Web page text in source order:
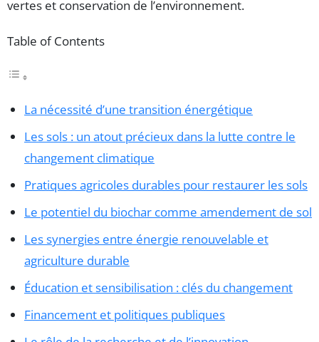
vertes et conservation de l’environnement.
Table of Contents
La nécessité d’une transition énergétique
Les sols : un atout précieux dans la lutte contre le
changement climatique
Pratiques agricoles durables pour restaurer les sols
Le potentiel du biochar comme amendement de sol
Les synergies entre énergie renouvelable et
agriculture durable
Éducation et sensibilisation : clés du changement
Financement et politiques publiques